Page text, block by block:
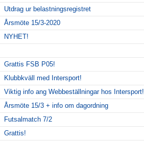
Utdrag ur belastningsregistret
Årsmöte 15/3-2020
NYHET!
Grattis FSB P05!
Klubbkväll med Intersport!
Viktig info ang Webbeställningar hos Intersport!
Årsmöte 15/3 + info om dagordning
Futsalmatch 7/2
Grattis!